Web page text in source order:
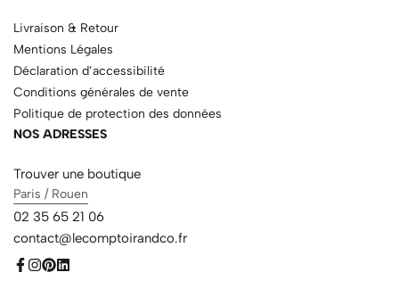
Livraison & Retour
Mentions Légales
Déclaration d’accessibilité
Conditions générales de vente
Politique de protection des données
NOS ADRESSES
Trouver une boutique
Paris / Rouen
02 35 65 21 06
contact@lecomptoirandco.fr